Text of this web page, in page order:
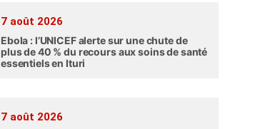
7 août 2026
Ebola : l’UNICEF alerte sur une chute de
plus de 40 % du recours aux soins de santé
essentiels en Ituri
7 août 2026